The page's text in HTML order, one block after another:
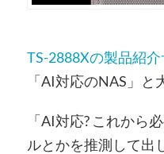
TS-2888Xの製品紹介
「AI対応のNAS」と
「AI対応? これから
ルとかを推測して出